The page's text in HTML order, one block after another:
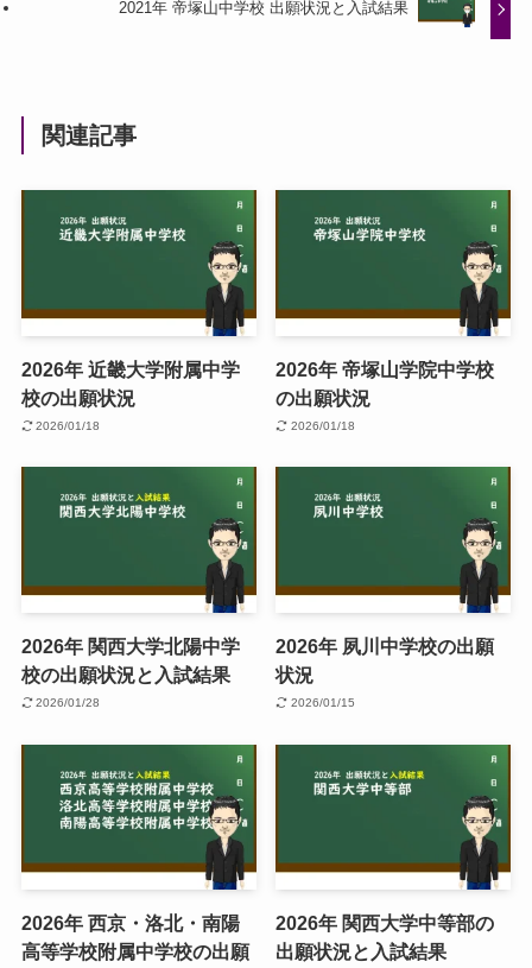
2021年 帝塚山中学校 出願状況と入試結果
関連記事
2026年 近畿大学附属中学
校の出願状況
2026/01/18
2026年 帝塚山学院中学校
の出願状況
2026/01/18
2026年 関西大学北陽中学
校の出願状況と入試結果
2026/01/28
2026年 夙川中学校の出願
状況
2026/01/15
2026年 西京・洛北・南陽
高等学校附属中学校の出願
2026年 関西大学中等部の
出願状況と入試結果